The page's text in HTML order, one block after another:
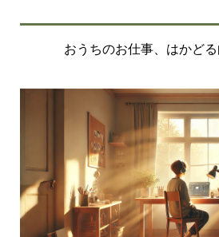
おうちのお仕事、はかどる